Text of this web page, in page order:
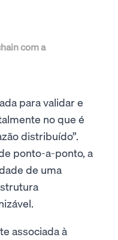
com a
para validar e
no que é
distribuído”.
ponto-a-ponto, a
de uma
associada à